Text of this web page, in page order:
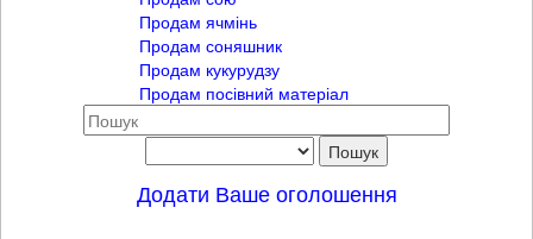
Продам ячмінь
Продам соняшник
Продам кукурудзу
Продам посівний матеріал
Додати Ваше оголошення